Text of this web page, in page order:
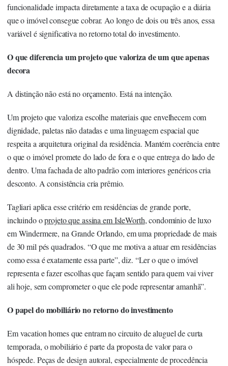
funcionalidade impacta diretamente a taxa de ocupação e a diária
que o imóvel consegue cobrar. Ao longo de dois ou três anos, essa
variável é significativa no retorno total do investimento.
O que diferencia um projeto que valoriza de um que apenas
decora
A distinção não está no orçamento. Está na intenção.
Um projeto que valoriza escolhe materiais que envelhecem com
dignidade, paletas não datadas e uma linguagem espacial que
respeita a arquitetura original da residência. Mantém coerência entre
o que o imóvel promete do lado de fora e o que entrega do lado de
dentro. Uma fachada de alto padrão com interiores genéricos cria
desconto. A consistência cria prêmio.
Tagliari aplica esse critério em residências de grande porte,
incluindo oprojeto que assina em IsleWorth, condomínio de luxo
em Windermere, na Grande Orlando, em uma propriedade de mais
de 30 mil pés quadrados. “O que me motiva a atuar em residências
como essa é exatamente essa parte”, diz. “Ler o que o imóvel
representa e fazer escolhas que façam sentido para quem vai viver
ali hoje, sem comprometer o que ele pode representar amanhã”.
O papel do mobiliário no retorno do investimento
Em vacation homes que entram no circuito de aluguel de curta
temporada, o mobiliário é parte da proposta de valor para o
hóspede. Peças de design autoral, especialmente de procedência